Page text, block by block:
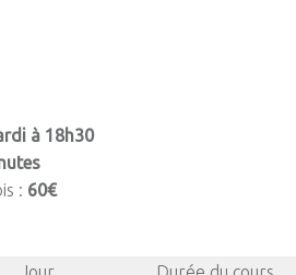
Lyon-
6.fr
à 18h30
: 60€